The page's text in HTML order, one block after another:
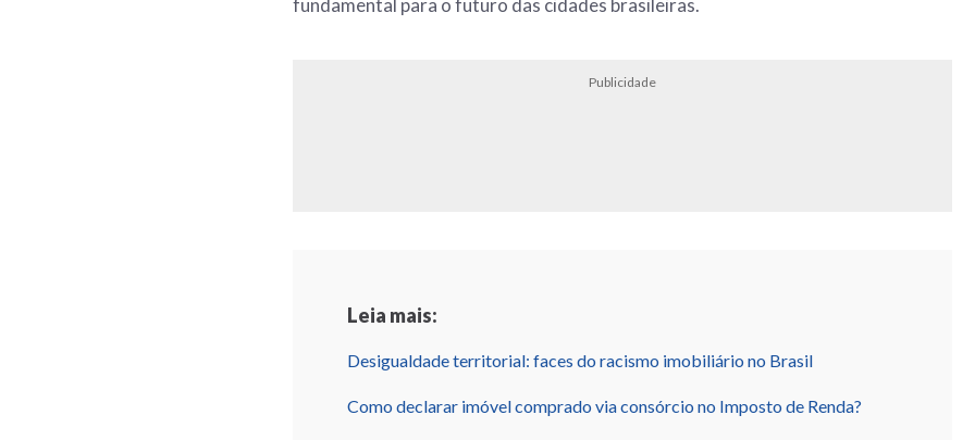
fundamental para o futuro das cidades brasileiras.
Publicidade
Leia mais:
Desigualdade territorial: faces do racismo imobiliário no Brasil
Como declarar imóvel comprado via consórcio no Imposto de Renda?